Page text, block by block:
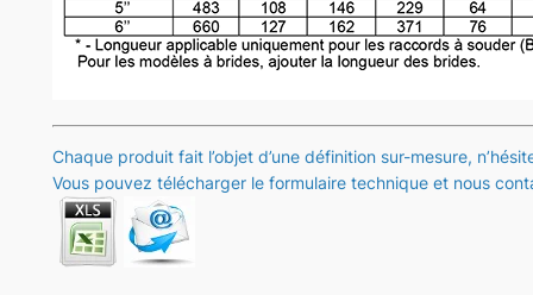
Chaque produit fait l’objet d’une définition sur-mesure,
Vous pouvez télécharger le formulaire technique et nous